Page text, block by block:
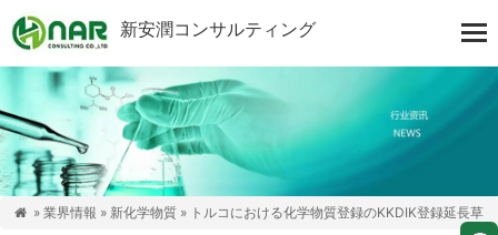
新安潤コンサルティング
 » 業界情報 » 新化学物質» トルコにおける化学物質登録のKKDIK登録延長草